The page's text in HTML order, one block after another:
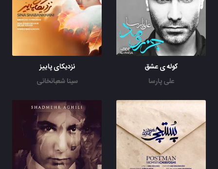
کوله ی عشق
علی پارسا
نزدیکای پاییز
سینا شعبانخانی